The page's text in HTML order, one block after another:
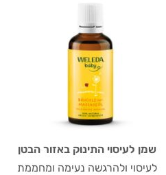
שמן לעיסוי התינוק באזור הבטן
לעיסוי ולהרגשה נעימה ומחממת